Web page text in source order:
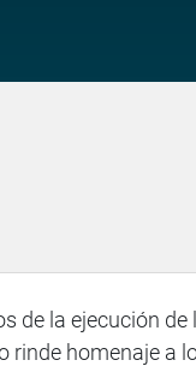
de la ejecución
rinde homenaje a